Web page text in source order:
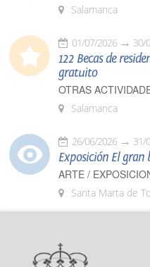
Salamanca
01/07/2026 30/
122 Becas de
gratuito
OTRAS
Salamanca
26/06/2026 31/
Exposición El gran
ARTE /
Santa Marta de